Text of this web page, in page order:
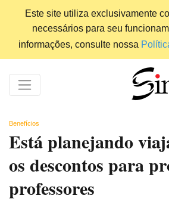
Este site utiliza exclusivamente
necessários para seu
informações, consulte nossa
Benefícios
Está planejando
os descontos para
professores